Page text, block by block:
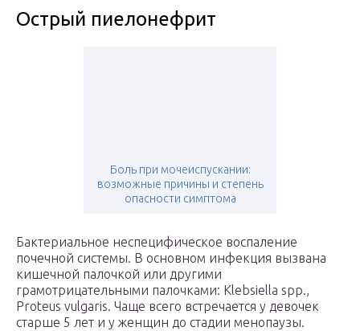
Острый пиелонефрит
Боль при мочеиспускании:
возможные причины и степень
опасности симптома
Бактериальное неспецифическое воспаление
почечной системы. В основном инфекция вызвана
кишечной палочкой или другими
грамотрицательными палочками: Klebsiella spp.,
Proteus vulgaris. Чаще всего встречается у девочек
старше 5 лет и у женщин до стадии менопаузы.